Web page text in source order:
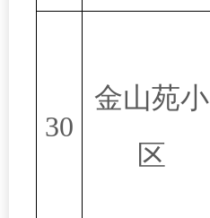
30
金山苑小
区